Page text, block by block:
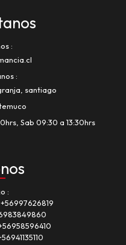
santiago
Sab 09:30 a 13:30hrs
+56997626819